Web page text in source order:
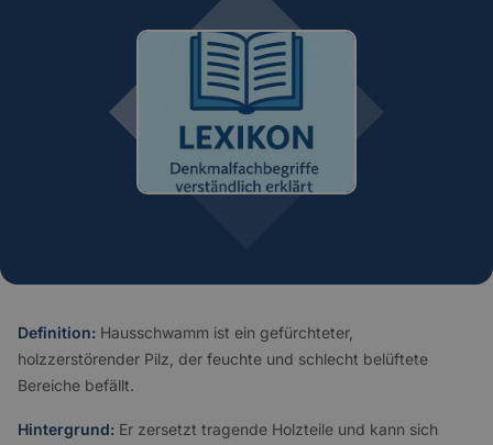
Definition: Hausschwamm ist ein gefürchteter,
holzzerstörender Pilz, der feuchte und schlecht belüftete
Bereiche befällt.
Hintergrund: Er zersetzt tragende Holzteile und kann sich